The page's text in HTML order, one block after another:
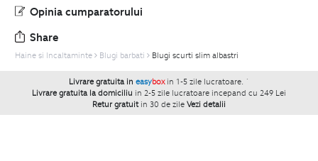
Opinia cumparatorului
Share
Haine si Incaltaminte Blugi barbati Blugi scurti slim albastri
Livrare gratuita in easybox in 1-5 zile lucratoare. `
Livrare gratuita la domiciliu in 2-5 zile lucratoare incepand cu 249 Lei
Retur gratuit in 30 de zile Vezi detalii